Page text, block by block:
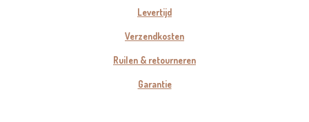
Levertijd
Verzendkosten
Ruilen & retourneren
Garantie